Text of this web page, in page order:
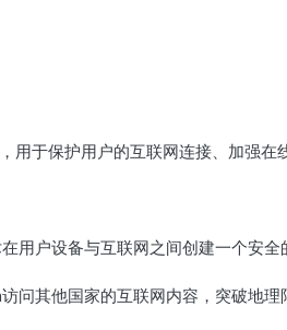
于保护用户的互联网连接、加强在
用户设备与互联网之间创建一个安全
问其他国家的互联网内容，突破地理